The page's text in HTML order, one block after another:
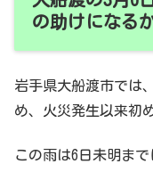
の助けになる
岩手県大船渡市では
め、火災発生以来初
この雨は6日未明ま